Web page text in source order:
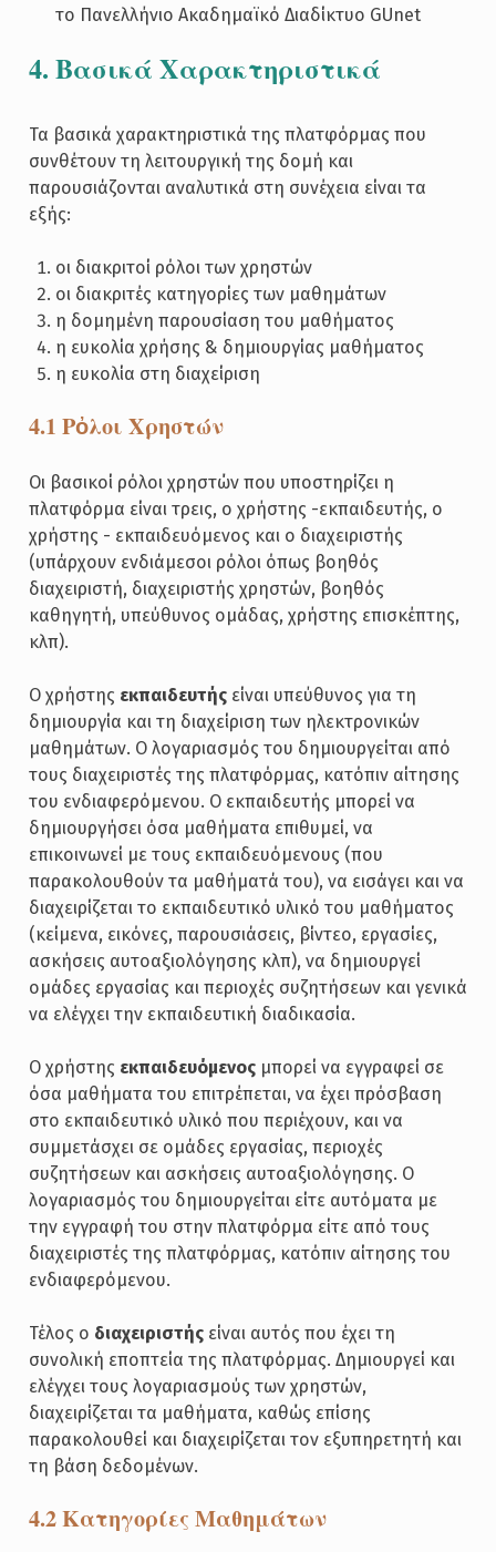
το Πανελλήνιο Ακαδημαϊκό Διαδίκτυο GUnet
4. Βασικά Χαρακτηριστικά
Τα βασικά χαρακτηριστικά της πλατφόρμας που
συνθέτουν τη λειτουργική της δομή και
παρουσιάζονται αναλυτικά στη συνέχεια είναι τα
εξής:
οι διακριτοί ρόλοι των χρηστών
οι διακριτές κατηγορίες των μαθημάτων
η δομημένη παρουσίαση του μαθήματος
η ευκολία χρήσης & δημιουργίας μαθήματος
η ευκολία στη διαχείριση
4.1 Ρὀλοι Χρηστών
Οι βασικοί ρόλοι χρηστών που υποστηρίζει η
πλατφόρμα είναι τρεις, ο χρήστης -εκπαιδευτής, ο
χρήστης - εκπαιδευόμενος και ο διαχειριστής
(υπάρχουν ενδιάμεσοι ρόλοι όπως βοηθός
διαχειριστή, διαχειριστής χρηστών, βοηθός
καθηγητή, υπεύθυνος ομάδας, χρήστης επισκέπτης,
κλπ).
Ο χρήστης εκπαιδευτήςείναι υπεύθυνος για τη
δημιουργία και τη διαχείριση των ηλεκτρονικών
μαθημάτων. Ο λογαριασμός του δημιουργείται από
τους διαχειριστές της πλατφόρμας, κατόπιν αίτησης
του ενδιαφερόμενου. Ο εκπαιδευτής μπορεί να
δημιουργήσει όσα μαθήματα επιθυμεί, να
επικοινωνεί με τους εκπαιδευόμενους (που
παρακολουθούν τα μαθήματά του), να εισάγει και να
διαχειρίζεται το εκπαιδευτικό υλικό του μαθήματος
(κείμενα, εικόνες, παρουσιάσεις, βίντεο, εργασίες,
ασκήσεις αυτοαξιολόγησης κλπ), να δημιουργεί
ομάδες εργασίας και περιοχές συζητήσεων και γενικά
να ελέγχει την εκπαιδευτική διαδικασία.
Ο χρήστης εκπαιδευόμενοςμπορεί να εγγραφεί σε
όσα μαθήματα του επιτρέπεται, να έχει πρόσβαση
στο εκπαιδευτικό υλικό που περιέχουν, και να
συμμετάσχει σε ομάδες εργασίας, περιοχές
συζητήσεων και ασκήσεις αυτοαξιολόγησης. Ο
λογαριασμός του δημιουργείται είτε αυτόματα με
την εγγραφή του στην πλατφόρμα είτε από τους
διαχειριστές της πλατφόρμας, κατόπιν αίτησης του
ενδιαφερόμενου.
Τέλος ο διαχειριστήςείναι αυτός που έχει τη
συνολική εποπτεία της πλατφόρμας. Δημιουργεί και
ελέγχει τους λογαριασμούς των χρηστών,
διαχειρίζεται τα μαθήματα, καθώς επίσης
παρακολουθεί και διαχειρίζεται τον εξυπηρετητή και
τη βάση δεδομένων.
4.2 Κατηγορίες Μαθημάτων